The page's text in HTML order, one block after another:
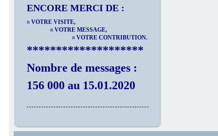
ENCORE MERCI DE :
¤ VOTRE VISITE,
¤ VOTRE MESSAGE,
¤ VOTRE CONTRIBUTION.
********************
Nombre de messages :
156 000 au 15.01.2020